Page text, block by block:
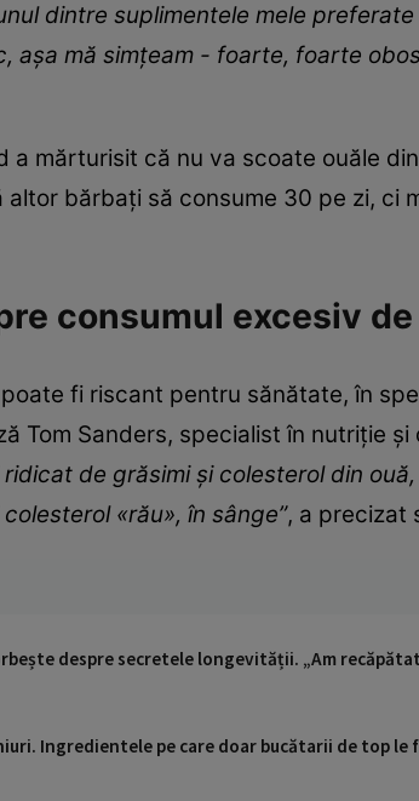
dintre suplimentele mele
așa mă simțeam - foarte, foarte
a mărturisit că nu va scoate ouăle
altor bărbați să consume 30 pe zi, ci
consumul excesiv de
fi riscant pentru sănătate, în
Tom Sanders, specialist în nutriție
de grăsimi și colesterol din
«rău», în sânge”, a precizat
despre secretele longevității. „Am
Ingredientele pe care doar bucătarii de top le